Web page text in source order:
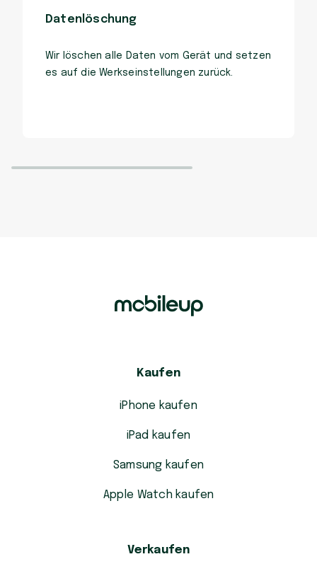
Datenlöschung
Wir löschen alle Daten vom Gerät und setzen
es auf die Werkseinstellungen zurück.
Kaufen
iPhone kaufen
iPad kaufen
Samsung kaufen
Apple Watch kaufen
Verkaufen